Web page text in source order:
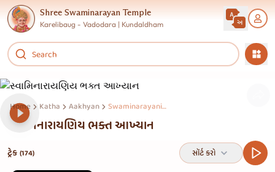
Shree Swaminarayan Temple
Karelibaug - Vadodara | Kundaldham
Home Katha Aakhyan Swaminarayaniy Bhakt Aakhyan
સ્વામિનારાયણિય ભક્ત આખ્યાન
ટ્રેક (174) સૉર્ટ કરો